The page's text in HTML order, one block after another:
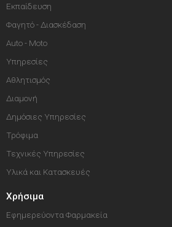
Εκπαίδευση
Φαγητό - Διασκέδαση
Auto - Moto
Υπηρεσίες
Αθλητισμός
Διαμονή
Δημόσιες Υπηρεσίες
Τρόφιμα
Τεχνικές Υπηρεσίες
Υλικά και Κατασκευές
Χρήσιμα
Εφημερεύοντα Φαρμακεία